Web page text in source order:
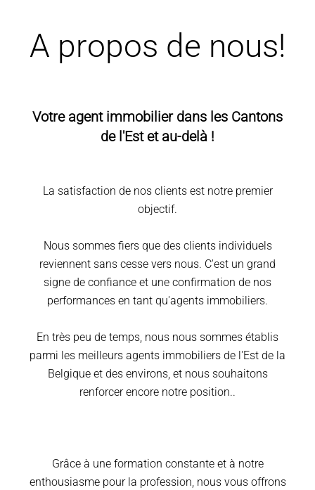
A propos de nous!
Votre agent immobilier dans les Cantons
de l'Est et au-delà !
La satisfaction de nos clients est notre premier
objectif.
Nous sommes fiers que des clients individuels
reviennent sans cesse vers nous. C'est un grand
signe de confiance et une confirmation de nos
performances en tant qu'agents immobiliers.
En très peu de temps, nous nous sommes établis
parmi les meilleurs agents immobiliers de l'Est de la
Belgique et des environs, et nous souhaitons
renforcer encore notre position..
Grâce à une formation constante et à notre
enthousiasme pour la profession, nous vous offrons